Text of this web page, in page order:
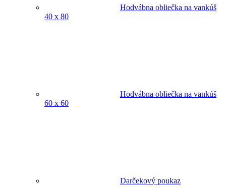
Hodvábna obliečka na vankúš
40 x 80
Hodvábna obliečka na vankúš
60 x 60
Darčekový poukaz